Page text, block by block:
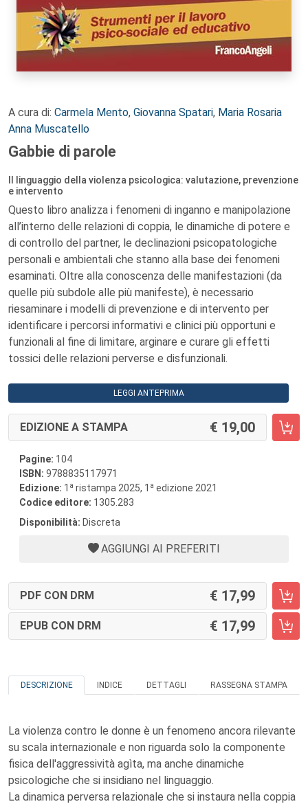
A cura di: Carmela Mento, Giovanna Spatari, Maria Rosaria
Anna Muscatello
Gabbie di parole
Il linguaggio della violenza psicologica: valutazione, prevenzione
e intervento
Questo libro analizza i fenomeni di inganno e manipolazione
all’interno delle relazioni di coppia, le dinamiche di potere e
di controllo del partner, le declinazioni psicopatologiche
personali e ambientali che stanno alla base dei fenomeni
esaminati. Oltre alla conoscenza delle manifestazioni (da
quelle più subdole alle più manifeste), è necessario
riesaminare i modelli di prevenzione e di intervento per
identificare i percorsi informativi e clinici più opportuni e
funzionali al fine di limitare, arginare e curare gli effetti
tossici delle relazioni perverse e disfunzionali.
LEGGI ANTEPRIMA
EDIZIONE A STAMPA 19,00
Pagine: 104
ISBN: 9788835117971
Edizione: 1 a ristampa 2025, 1 a edizione 2021
Codice editore: 1305.283
Disponibilità: Discreta
AGGIUNGI AI PREFERITI
PDF CON DRM 17,99
EPUB CON DRM 17,99
DESCRIZIONE INDICE DETTAGLI RASSEGNA STAMPA
La violenza contro le donne è un fenomeno ancora rilevante
su scala internazionale e non riguarda solo la componente
fisica dell'aggressività agìta, ma anche dinamiche
psicologiche che si insidiano nel linguaggio.
La dinamica perversa relazionale che si instaura nella coppia